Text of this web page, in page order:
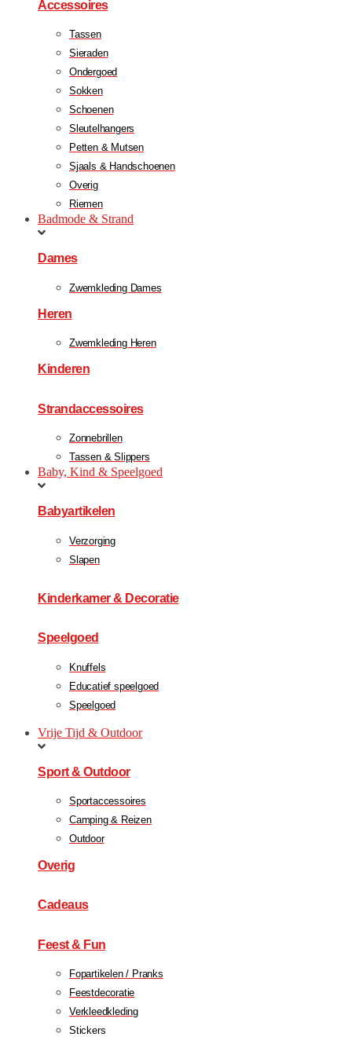
Accessoires
Tassen
Sieraden
Ondergoed
Sokken
Schoenen
Sleutelhangers
Petten & Mutsen
Sjaals & Handschoenen
Overig
Riemen
Badmode & Strand
Dames
Zwemkleding Dames
Heren
Zwemkleding Heren
Kinderen
Strandaccessoires
Zonnebrillen
Tassen & Slippers
Baby, Kind & Speelgoed
Babyartikelen
Verzorging
Slapen
Kinderkamer & Decoratie
Speelgoed
Knuffels
Educatief speelgoed
Speelgoed
Vrije Tijd & Outdoor
Sport & Outdoor
Sportaccessoires
Camping & Reizen
Outdoor
Overig
Cadeaus
Feest & Fun
Fopartikelen / Pranks
Feestdecoratie
Verkleedkleding
Stickers